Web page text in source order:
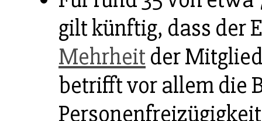
gilt künftig, dass der
Mehrheit der
betrifft vor allem die